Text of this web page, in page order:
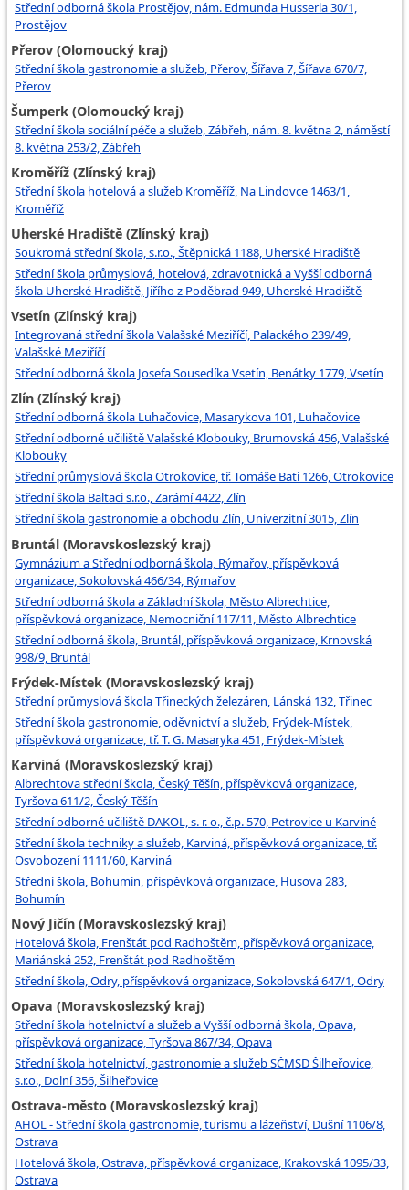
Střední odborná škola Prostějov, nám. Edmunda Husserla 30/1,
Prostějov
Přerov (Olomoucký kraj)
Střední škola gastronomie a služeb, Přerov, Šířava 7, Šířava 670/7,
Přerov
Šumperk (Olomoucký kraj)
Střední škola sociální péče a služeb, Zábřeh, nám. 8. května 2, náměstí
8. května 253/2, Zábřeh
Kroměříž (Zlínský kraj)
Střední škola hotelová a služeb Kroměříž, Na Lindovce 1463/1,
Kroměříž
Uherské Hradiště (Zlínský kraj)
Soukromá střední škola, s.r.o., Štěpnická 1188, Uherské Hradiště
Střední škola průmyslová, hotelová, zdravotnická a Vyšší odborná
škola Uherské Hradiště, Jiřího z Poděbrad 949, Uherské Hradiště
Vsetín (Zlínský kraj)
Integrovaná střední škola Valašské Meziříčí, Palackého 239/49,
Valašské Meziříčí
Střední odborná škola Josefa Sousedíka Vsetín, Benátky 1779, Vsetín
Zlín (Zlínský kraj)
Střední odborná škola Luhačovice, Masarykova 101, Luhačovice
Střední odborné učiliště Valašské Klobouky, Brumovská 456, Valašské
Klobouky
Střední průmyslová škola Otrokovice, tř. Tomáše Bati 1266, Otrokovice
Střední škola Baltaci s.r.o., Zarámí 4422, Zlín
Střední škola gastronomie a obchodu Zlín, Univerzitní 3015, Zlín
Bruntál (Moravskoslezský kraj)
Gymnázium a Střední odborná škola, Rýmařov, příspěvková
organizace, Sokolovská 466/34, Rýmařov
Střední odborná škola a Základní škola, Město Albrechtice,
příspěvková organizace, Nemocniční 117/11, Město Albrechtice
Střední odborná škola, Bruntál, příspěvková organizace, Krnovská
998/9, Bruntál
Frýdek-Místek (Moravskoslezský kraj)
Střední průmyslová škola Třineckých železáren, Lánská 132, Třinec
Střední škola gastronomie, oděvnictví a služeb, Frýdek-Místek,
příspěvková organizace, tř. T. G. Masaryka 451, Frýdek-Místek
Karviná (Moravskoslezský kraj)
Albrechtova střední škola, Český Těšín, příspěvková organizace,
Tyršova 611/2, Český Těšín
Střední odborné učiliště DAKOL, s. r. o., č.p. 570, Petrovice u Karviné
Střední škola techniky a služeb, Karviná, příspěvková organizace, tř.
Osvobození 1111/60, Karviná
Střední škola, Bohumín, příspěvková organizace, Husova 283,
Bohumín
Nový Jičín (Moravskoslezský kraj)
Hotelová škola, Frenštát pod Radhoštěm, příspěvková organizace,
Mariánská 252, Frenštát pod Radhoštěm
Střední škola, Odry, příspěvková organizace, Sokolovská 647/1, Odry
Opava (Moravskoslezský kraj)
Střední škola hotelnictví a služeb a Vyšší odborná škola, Opava,
příspěvková organizace, Tyršova 867/34, Opava
Střední škola hotelnictví, gastronomie a služeb SČMSD Šilheřovice,
s.r.o., Dolní 356, Šilheřovice
Ostrava-město (Moravskoslezský kraj)
AHOL - Střední škola gastronomie, turismu a lázeňství, Dušní 1106/8,
Ostrava
Hotelová škola, Ostrava, příspěvková organizace, Krakovská 1095/33,
Ostrava